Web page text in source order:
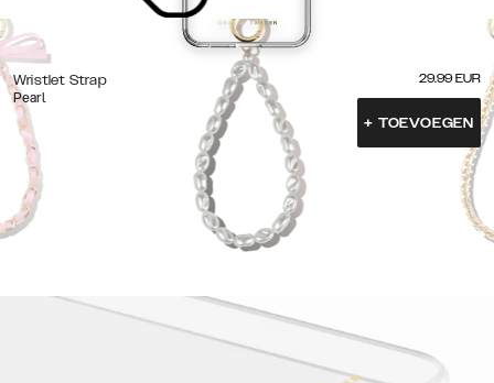
Wristlet Strap
Pearl
29.99 EUR
+ TOEVOEGEN